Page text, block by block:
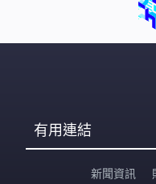
有用連結
新聞資訊